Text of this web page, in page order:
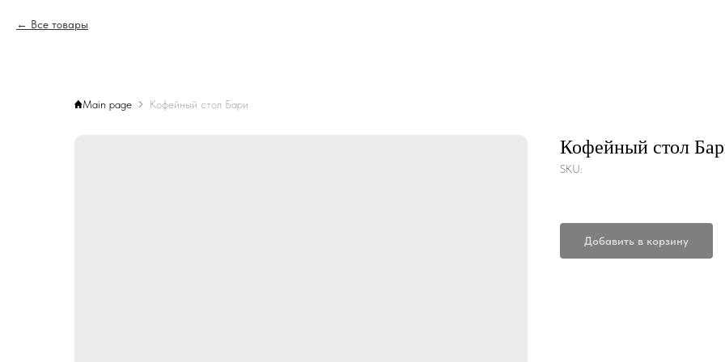
Все товары
Main page Кофейный стол Бари
Кофейный стол
SKU:
Добавить в корзину